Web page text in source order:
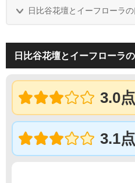
日比谷花壇とイーフローラの
日比谷花壇とイーフローラ
3.0点
3.1点